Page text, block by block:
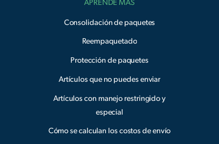
APRENDE MÁS
Consolidación de paquetes
Reempaquetado
Protección de paquetes
Artículos que no puedes enviar
Artículos con manejo restringido y
especial
Cómo se calculan los costos de envío